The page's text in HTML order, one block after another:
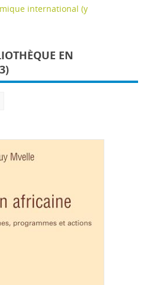
international (y
EN